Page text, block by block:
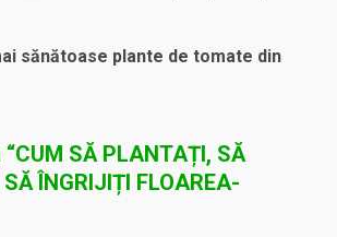
sănătoase plante de tomate din
CUM SĂ PLANTAȚI, SĂ
SĂ ÎNGRIJIȚI FLOAREA-